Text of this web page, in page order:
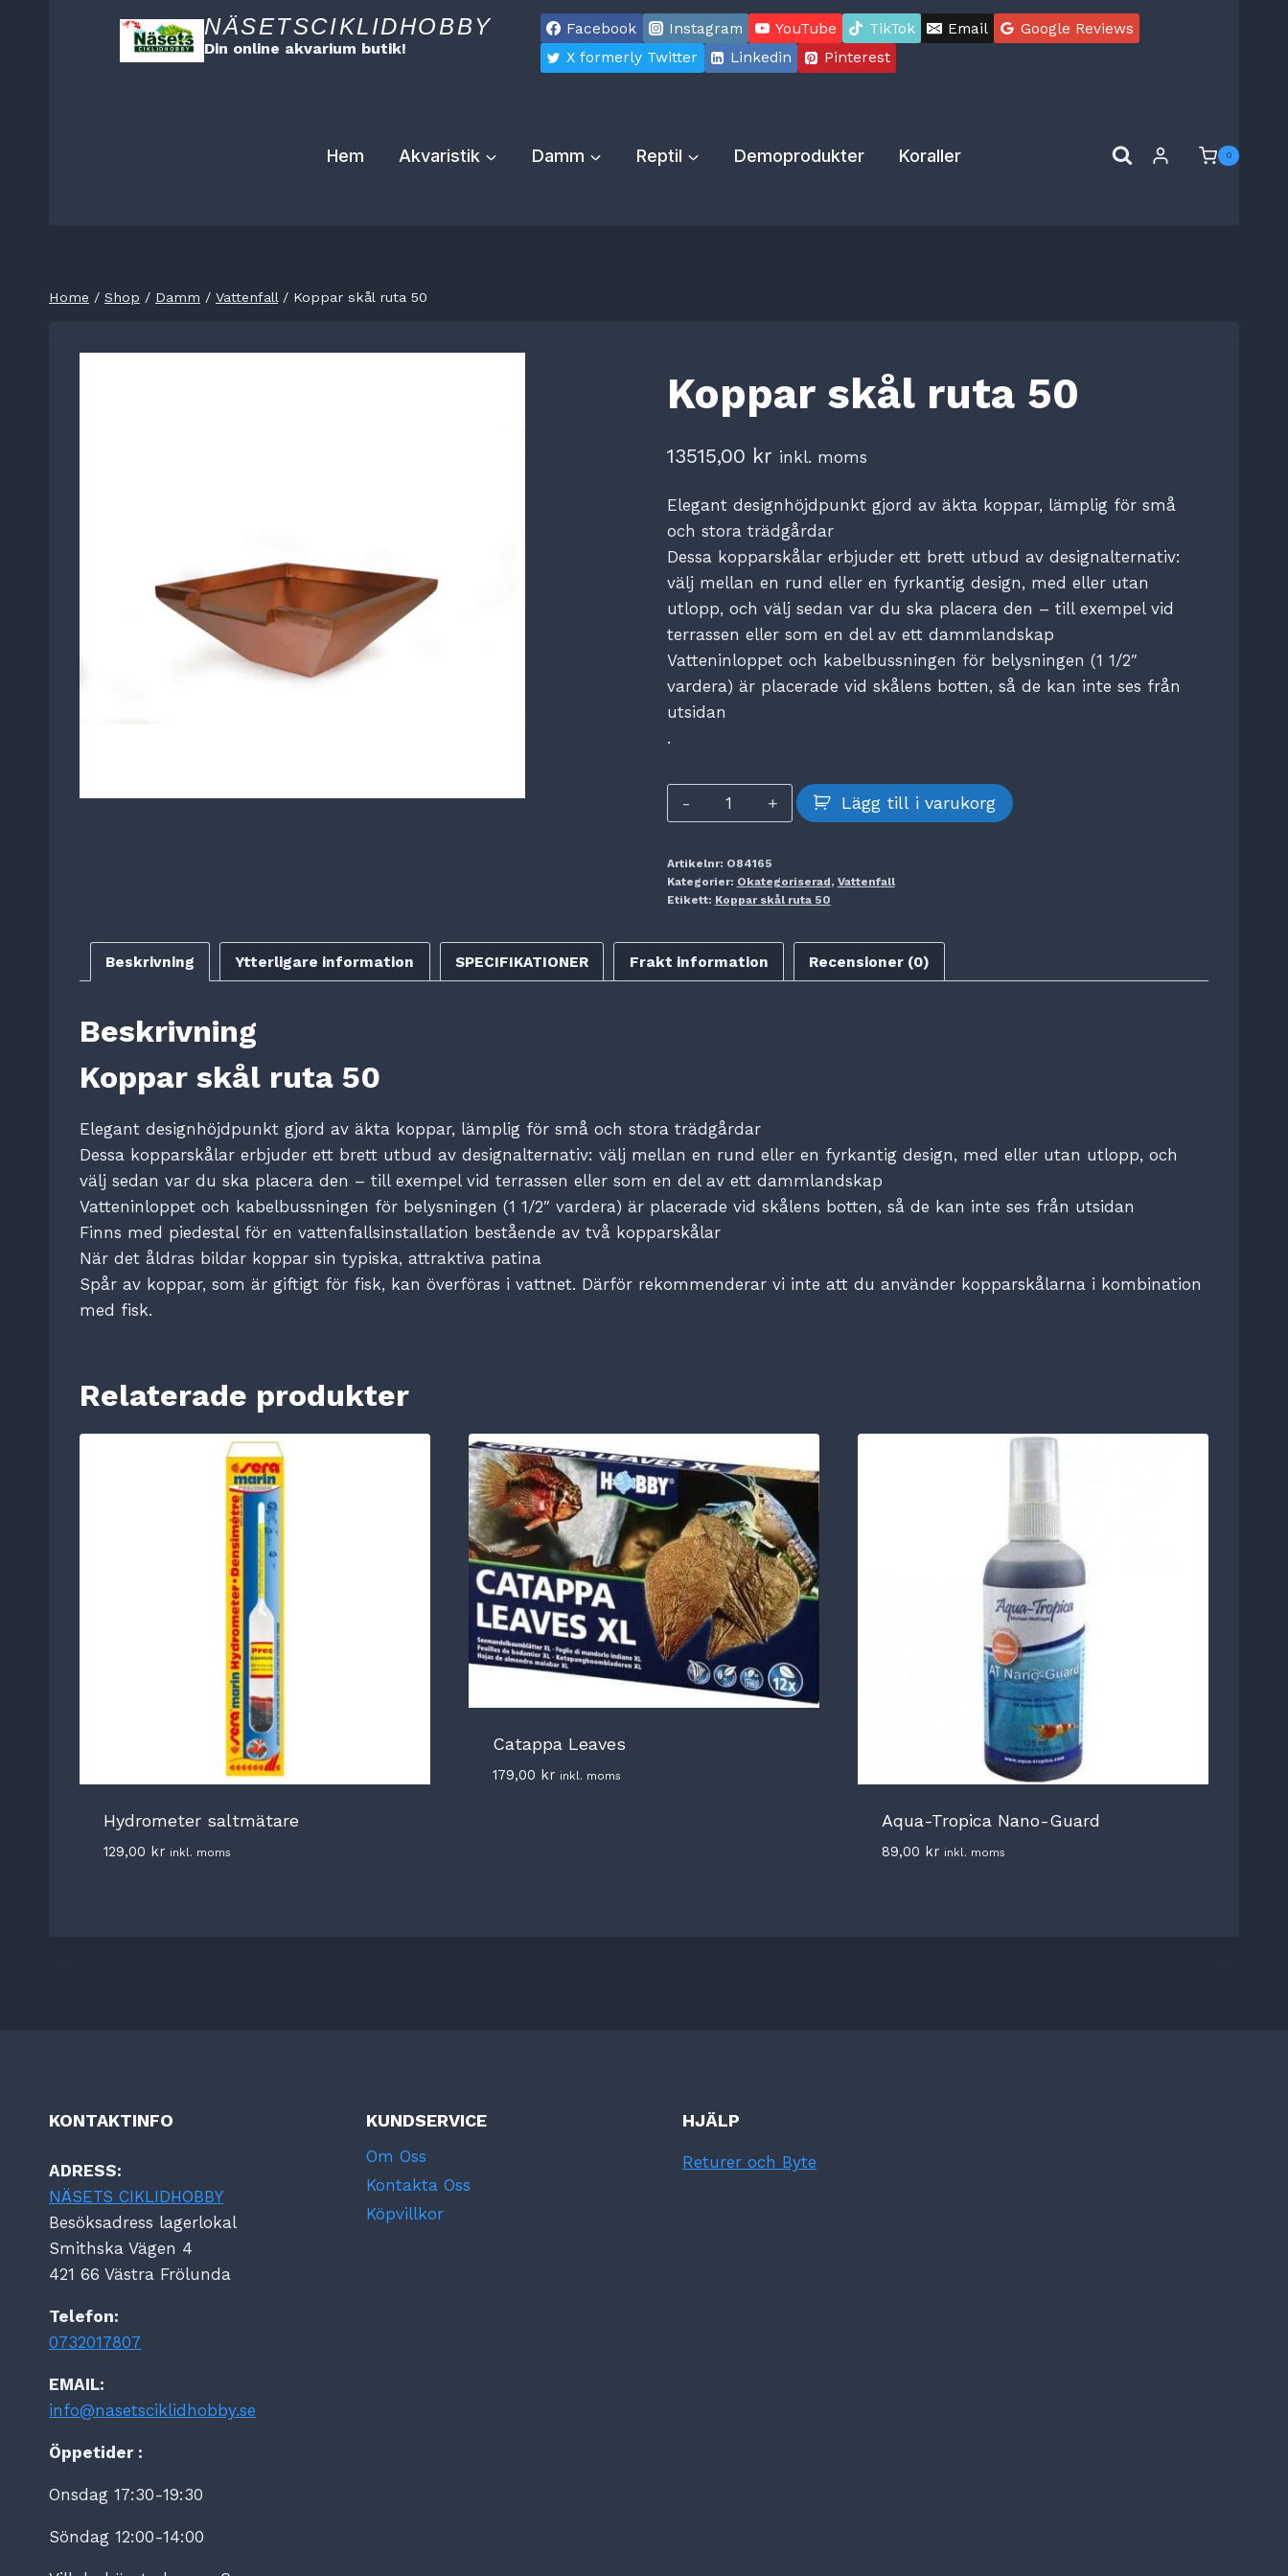
NÄSETSCIKLIDHOBBY
Din online akvarium butik!
Facebook Instagram YouTube TikTok Email
Google Reviews
X formerly Twitter
Linkedin Pinterest
Hem Akvaristik Damm Reptil Demoprodukter Koraller 0
Home / Shop / Damm / Vattenfall / Koppar skål ruta 50
Koppar skål ruta 50
13515,00 kr inkl. moms
Elegant designhöjdpunkt gjord av äkta koppar, lämplig för små
och stora trädgårdar
Dessa kopparskålar erbjuder ett brett utbud av designalternativ:
välj mellan en rund eller en fyrkantig design, med eller utan
utlopp, och välj sedan var du ska placera den – till exempel vid
terrassen eller som en del av ett dammlandskap
Vatteninloppet och kabelbussningen för belysningen (1 1/2″
vardera) är placerade vid skålens botten, så de kan inte ses från
utsidan
.
Koppar
skål
50
mängd
Lägg till i varukorg
Artikelnr: O84165
Kategorier: Okategoriserad, Vattenfall
Etikett: Koppar skål ruta 50
Beskrivning Ytterligare information SPECIFIKATIONER Frakt information Recensioner (0)
Beskrivning
Koppar skål ruta 50
Elegant designhöjdpunkt gjord av äkta koppar, lämplig för små och stora trädgårdar
Dessa kopparskålar erbjuder ett brett utbud av designalternativ: välj mellan en rund eller en fyrkantig design, med eller utan utlopp, och
välj sedan var du ska placera den – till exempel vid terrassen eller som en del av ett dammlandskap
Vatteninloppet och kabelbussningen för belysningen (1 1/2″ vardera) är placerade vid skålens botten, så de kan inte ses från utsidan
Finns med piedestal för en vattenfallsinstallation bestående av två kopparskålar
När det åldras bildar koppar sin typiska, attraktiva patina
Spår av koppar, som är giftigt för fisk, kan överföras i vattnet. Därför rekommenderar vi inte att du använder kopparskålarna i kombination
med fisk.
Relaterade produkter
Hydrometer saltmätare
129,00 kr inkl. moms
Catappa Leaves
179,00 kr inkl. moms
Aqua-Tropica Nano-Guard
89,00 kr inkl. moms
KONTAKTINFO
ADRESS:
NÄSETS CIKLIDHOBBY
Besöksadress lagerlokal
Smithska Vägen 4
421 66 Västra Frölunda
Telefon:
0732017807
EMAIL:
info@nasetsciklidhobby.se
Öppetider :
Onsdag 17:30-19:30
Söndag 12:00-14:00
KUNDSERVICE
Om Oss
Kontakta Oss
Köpvillkor
HJÄLP
Returer och Byte
ruta
50